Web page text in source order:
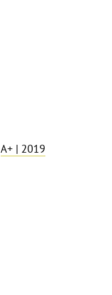
A+ | 2019